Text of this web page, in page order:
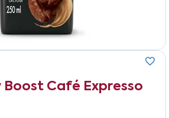
Boost Café Expresso